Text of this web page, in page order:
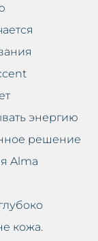
энергию
решение
Alma
кожа.